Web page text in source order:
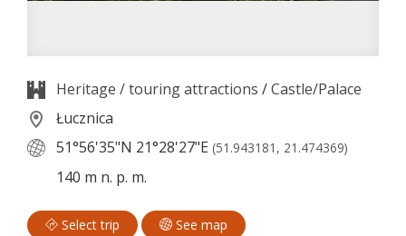
Heritage / touring attractions /Castle/Palace
Łucznica
51°56'35"N 21°28'27"E (51.943181, 21.474369)
140 m n. p. m.
Select trip See map